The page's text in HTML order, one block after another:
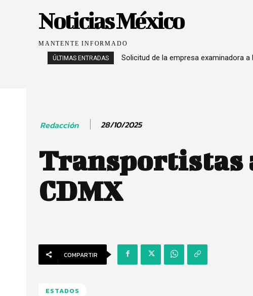
Noticias México
MANTENTE INFORMADO
ÚLTIMAS ENTRADAS Solicitud de la empresa examinadora a
Redacción 28/10/2025
Transportistas
CDMX
COMPARTIR
ESTADOS